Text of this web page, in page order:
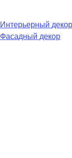
Интерьерный декор
Фасадный декор